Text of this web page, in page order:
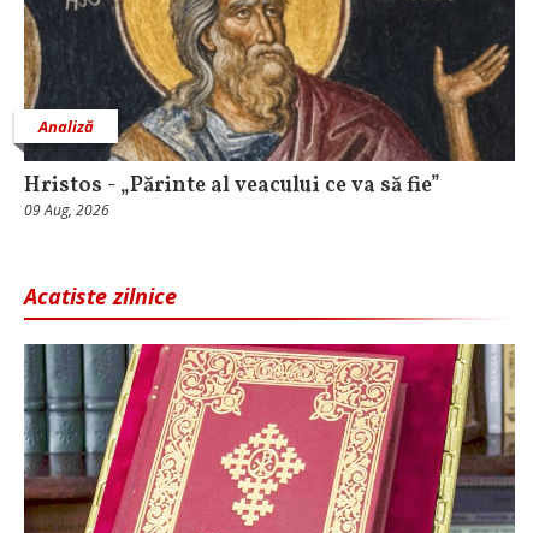
Analiză
Hristos - „Părinte al veacului ce va să fie”
09 Aug, 2026
Acatiste zilnice